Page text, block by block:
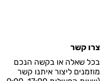
צרו קשר
בכל שאלה או בקשה הנכם
מוזמנים ליצור איתנו קשר